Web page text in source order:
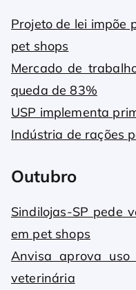
Projeto de lei impõe
pet shops
Mercado de
queda de 83%
USP implementa
Indústria de rações
Outubro
Sindilojas-SP pede
em pet shops
Anvisa aprova
veterinária